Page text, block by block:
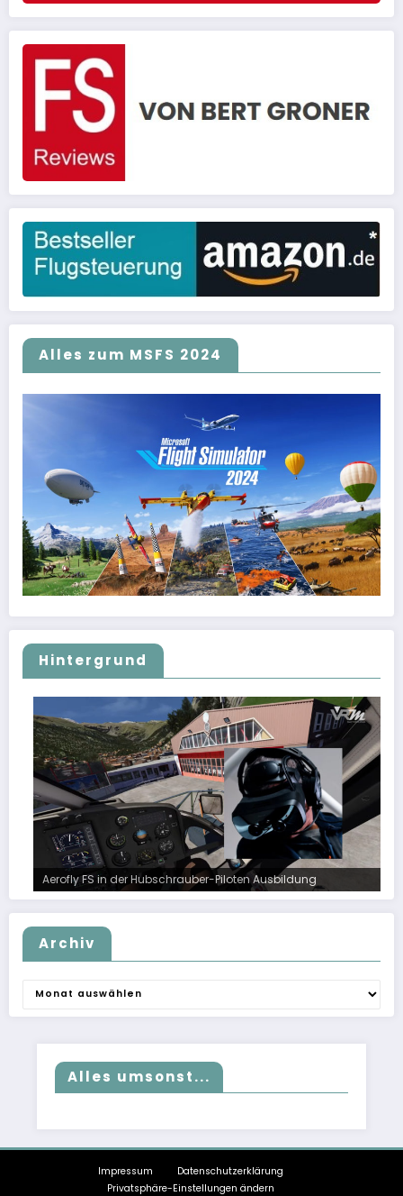
Alles zum MSFS 2024
Hintergrund
Aerofly FS in der Hubschrauber-Piloten Ausbildung
Archiv
Archiv
Alles umsonst...
Impressum
Datenschutzerklärung
Privatsphäre-Einstellungen ändern